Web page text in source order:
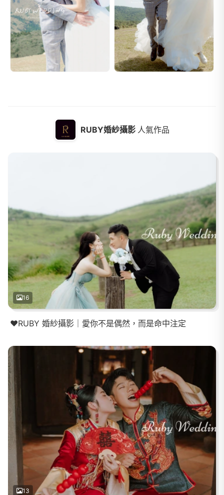
RUBY婚紗攝影 人氣作品
16
❤️RUBY 婚紗攝影｜愛你不是偶然，而是命中注定
13